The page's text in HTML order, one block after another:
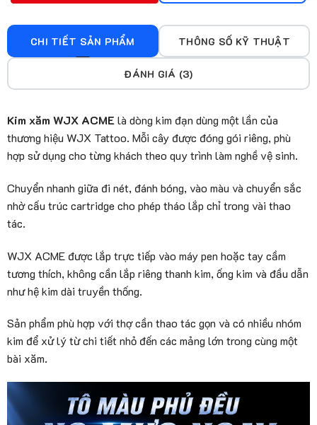
CHI TIẾT SẢN PHẨM THÔNG SỐ KỸ THUẬT
ĐÁNH GIÁ (3)
Kim xăm WJX ACME là dòng kim đạn dùng một lần của
thương hiệu WJX Tattoo. Mỗi cây được đóng gói riêng, phù
hợp sử dụng cho từng khách theo quy trình làm nghề vệ sinh.
Chuyển nhanh giữa đi nét, đánh bóng, vào màu và chuyển sắc
nhờ cấu trúc cartridge cho phép tháo lắp chỉ trong vài thao
tác.
WJX ACME được lắp trực tiếp vào máy pen hoặc tay cầm
tương thích, không cần lắp riêng thanh kim, ống kim và đầu dẫn
như hệ kim dài truyền thống.
Sản phẩm phù hợp với thợ cần thao tác gọn và có nhiều nhóm
kim để xử lý từ chi tiết nhỏ đến các mảng lớn trong cùng một
bài xăm.